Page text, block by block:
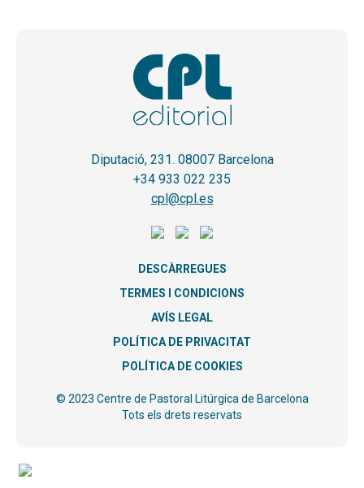
Diputació, 231. 08007 Barcelona
+34 933 022 235
cpl@cpl.es
DESCÀRREGUES
TERMES I CONDICIONS
AVÍS LEGAL
POLÍTICA DE PRIVACITAT
POLÍTICA DE COOKIES
© 2023 Centre de Pastoral Litúrgica de Barcelona
Tots els drets reservats